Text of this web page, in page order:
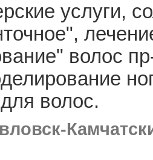
услуги,
волос
волос.